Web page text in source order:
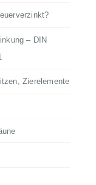
– DIN
Zierelemente